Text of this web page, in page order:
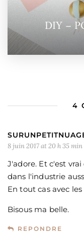
DIY –
4
8 juin 2017 at 20 h 35 min
J'adore. Et c'est
dans l'industrie
En tout cas avec
Bisous ma belle.
REPONDRE